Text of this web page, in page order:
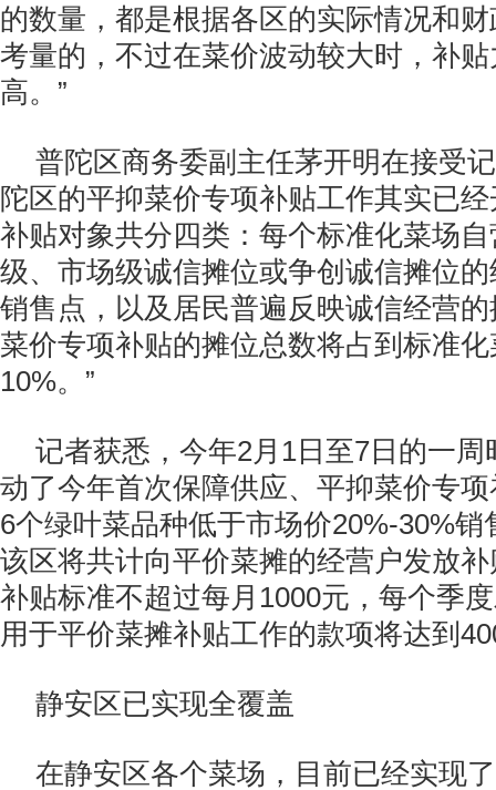
的数量，都是根据各区的实际情况和
考量的，不过在菜价波动较大时，补
高。”
普陀区商务委副主任茅开明在接受
陀区的平抑菜价专项补贴工作其实已
补贴对象共分四类：每个标准化菜场
级、市场级诚信摊位或争创诚信摊位
销售点，以及居民普遍反映诚信经营
菜价专项补贴的摊位总数将占到标准
10%。”
记者获悉，今年2月1日至7日的一
动了今年首次保障供应、平抑菜价专
6个绿叶菜品种低于市场价20%-30%
该区将共计向平价菜摊的经营户发放
补贴标准不超过每月1000元，每个季
用于平价菜摊补贴工作的款项将达到
静安区已实现全覆盖
在静安区各个菜场，目前已经实现